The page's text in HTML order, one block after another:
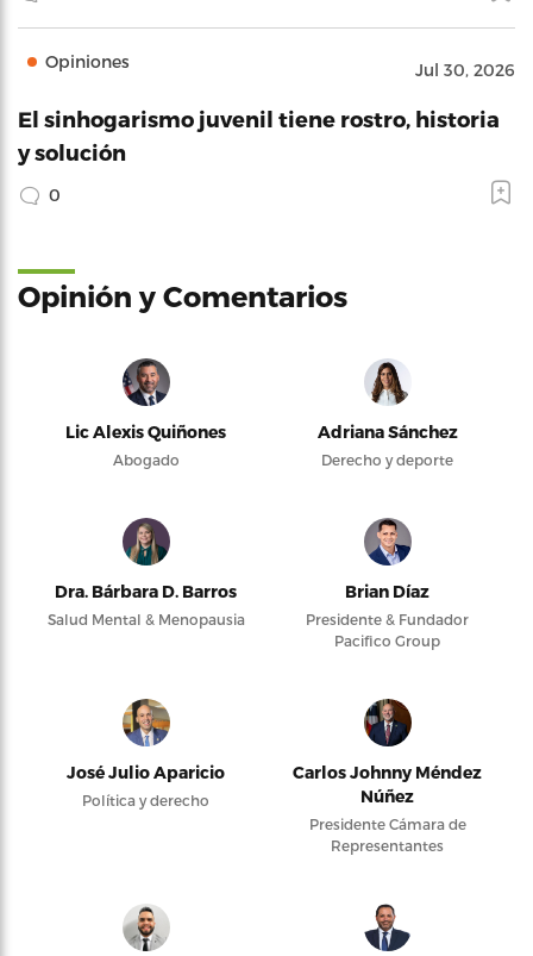
Opiniones Jul 30, 2026
El sinhogarismo juvenil tiene rostro, historia
y solución
0
Opinión y Comentarios
Lic Alexis Quiñones
Abogado
Adriana Sánchez
Derecho y deporte
Dra. Bárbara D. Barros
Salud Mental & Menopausia
Brian Díaz
Presidente & Fundador
Pacifico Group
José Julio Aparicio
Política y derecho
Carlos Johnny Méndez
Núñez
Presidente Cámara de
Representantes